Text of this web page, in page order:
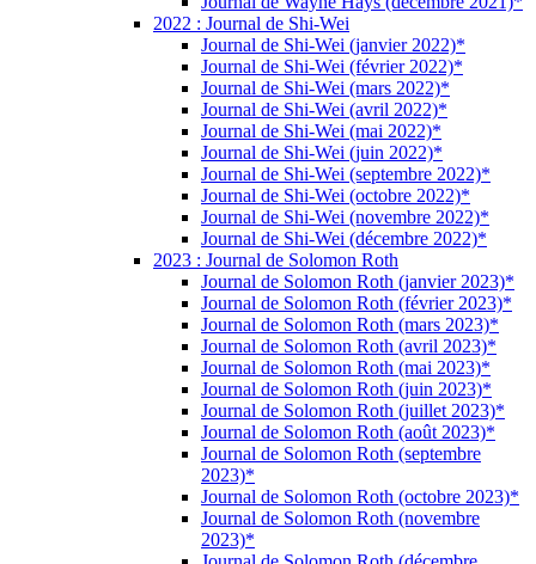
2022 : Journal de Shi-Wei
Journal de Shi-Wei (janvier 2022)*
Journal de Shi-Wei (février 2022)*
Journal de Shi-Wei (mars 2022)*
Journal de Shi-Wei (avril 2022)*
Journal de Shi-Wei (mai 2022)*
Journal de Shi-Wei (juin 2022)*
Journal de Shi-Wei (septembre 2022)*
Journal de Shi-Wei (octobre 2022)*
Journal de Shi-Wei (novembre 2022)*
Journal de Shi-Wei (décembre 2022)*
2023 : Journal de Solomon Roth
Journal de Solomon Roth (janvier 2023)*
Journal de Solomon Roth (février 2023)*
Journal de Solomon Roth (mars 2023)*
Journal de Solomon Roth (avril 2023)*
Journal de Solomon Roth (mai 2023)*
Journal de Solomon Roth (juin 2023)*
Journal de Solomon Roth (juillet 2023)*
Journal de Solomon Roth (août 2023)*
Journal de Solomon Roth (septembre
2023)*
Journal de Solomon Roth (octobre 2023)*
Journal de Solomon Roth (novembre
2023)*